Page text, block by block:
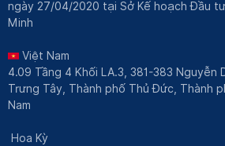
ngày 27/04/2020 tại Sở Kế hoạch Đầu
Minh
Việt Nam
4.09 Tầng 4 Khối LA.3, 381-383 Nguyễn
Trưng Tây, Thành phố Thủ Đức, Thành
Nam
Hoa Kỳ